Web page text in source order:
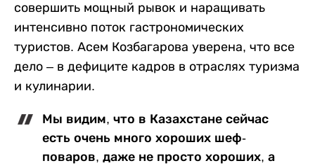
совершить мощный рывок и наращивать
интенсивно поток гастрономических
туристов. Асем Козбагарова уверена, что все
дело – в дефиците кадров в отраслях туризма
и кулинарии.
Мы видим, что в Казахстане сейчас
есть очень много хороших шеф-
поваров, даже не просто хороших, а